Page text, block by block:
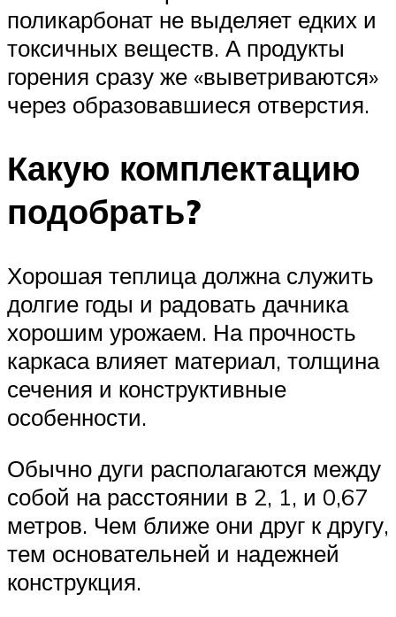
поликарбонат не выделяет едких и
токсичных веществ. А продукты
горения сразу же «выветриваются»
через образовавшиеся отверстия.
Какую комплектацию
подобрать?
Хорошая теплица должна служить
долгие годы и радовать дачника
хорошим урожаем. На прочность
каркаса влияет материал, толщина
сечения и конструктивные
особенности.
Обычно дуги располагаются между
собой на расстоянии в 2, 1, и 0,67
метров. Чем ближе они друг к другу,
тем основательней и надежней
конструкция.